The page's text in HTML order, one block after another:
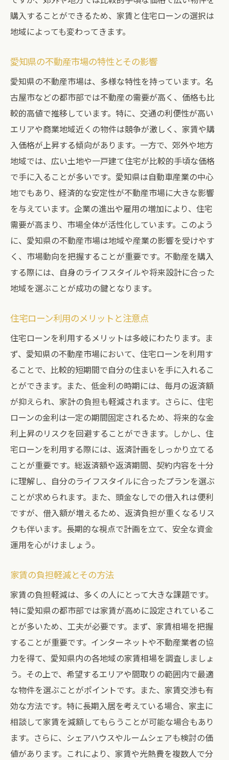
購入することができるため、家賃と住宅ローンの選択は
地域によっても変わってきます。
愛知県の不動産市場の特性とその影響
愛知県の不動産市場は、多様な特性を持っています。名
古屋市などの都市部では不動産の需要が高く、価格も比
較的高値で推移しています。特に、交通の利便性が高い
エリアや商業地域近くの物件は競争が激しく、家賃や購
入価格が上昇する傾向があります。一方で、郊外や地方
地域では、広い土地や一戸建て住宅が比較的手頃な価格
で手に入ることが多いです。愛知県は自動車産業の中心
地でもあり、経済的な安定性が不動産市場に大きな影響
を与えています。企業の進出や雇用の増加により、住宅
需要が高まり、市場全体が活性化しています。このよう
に、愛知県の不動産市場は地域や産業の影響を受けやす
く、市場動向を把握することが重要です。不動産を購入
する際には、自身のライフスタイルや将来設計に合った
地域を選ぶことが成功の鍵となります。
住宅ローン利用のメリットと注意点
住宅ローンを利用するメリットは多岐にわたります。ま
ず、愛知県の不動産市場において、住宅ローンを利用す
ることで、比較的短期間で自分の住まいを手に入れるこ
とができます。また、低金利の時期には、毎月の返済額
が抑えられ、家計の負担も軽減されます。さらに、住宅
ローンの金利は一定の期間固定されるため、将来的な金
利上昇のリスクを回避することができます。しかし、住
宅ローンを利用する際には、返済計画をしっかり立てる
ことが重要です。総返済額や返済期間、契約内容を十分
に理解し、自分のライフスタイルに合ったプランを選ぶ
ことが求められます。また、頭金なしでの借入れは便利
ですが、借入額が増えるため、返済負担が重くなるリス
クも伴います。長期的な視点で計画を立て、安全な資金
運用を心がけましょう。
家賃の負担軽減とその方法
家賃の負担軽減は、多くの人にとって大きな課題です。
特に愛知県の都市部では家賃が高めに設定されているこ
とが多いため、工夫が必要です。まず、家賃相場を把握
することが重要です。インターネットや不動産業者の協
力を得て、愛知県内の各地域の家賃相場を調査しましょ
う。その上で、希望するエリアや間取りの範囲内で最適
な物件を選ぶことがポイントです。また、家賃交渉も有
効な方法です。特に長期入居を考えている場合、家主に
相談して家賃を減額してもらうことが可能な場合もあり
ます。さらに、シェアハウスやルームシェアも検討の価
値があります。これにより、家賃や光熱費を複数人で分